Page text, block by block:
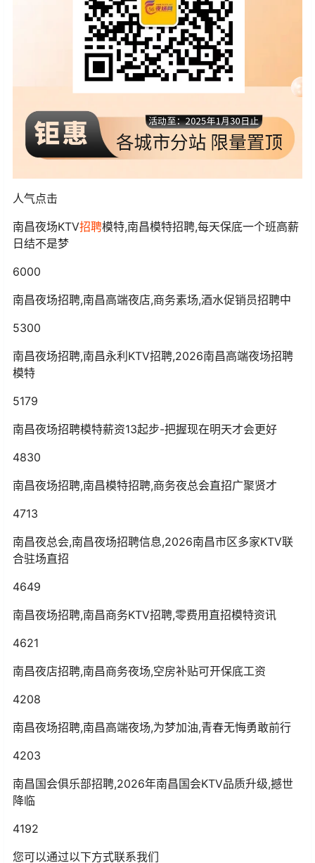
人气点击
南昌夜场KTV招聘模特,南昌模特招聘,每天保底一个班高薪
日结不是梦
6000
南昌夜场招聘,南昌高端夜店,商务素场,酒水促销员招聘中
5300
南昌夜场招聘,南昌永利KTV招聘,2026南昌高端夜场招聘
模特
5179
南昌夜场招聘模特薪资13起步-把握现在明天才会更好
4830
南昌夜场招聘,南昌模特招聘,商务夜总会直招广聚贤才
4713
南昌夜总会,南昌夜场招聘信息,2026南昌市区多家KTV联
合驻场直招
4649
南昌夜场招聘,南昌商务KTV招聘,零费用直招模特资讯
4621
南昌夜店招聘,南昌商务夜场,空房补贴可开保底工资
4208
南昌夜场招聘,南昌高端夜场,为梦加油,青春无悔勇敢前行
4203
南昌国会俱乐部招聘,2026年南昌国会KTV品质升级,撼世
降临
4192
您可以通过以下方式联系我们